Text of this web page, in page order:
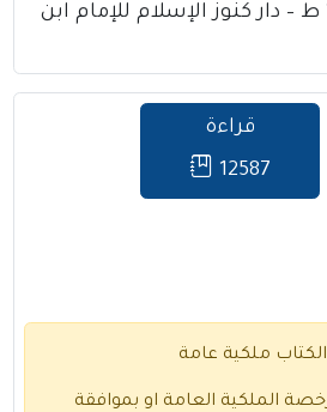
كتاب المغني ج13 ط – دار كنوز الإسلام للإمام ابن
قراءة
12587
ملكية عامة
الملكية العامة او بموافقة